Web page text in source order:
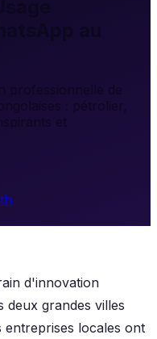
: pétrolier,
et
d'innovation
deux grandes villes
locales ont